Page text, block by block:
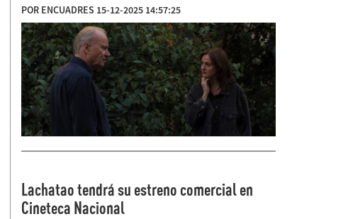
POR ENCUADRES 15-12-2025 14:57:25
Lachatao tendrá su estreno comercial en
Cineteca Nacional